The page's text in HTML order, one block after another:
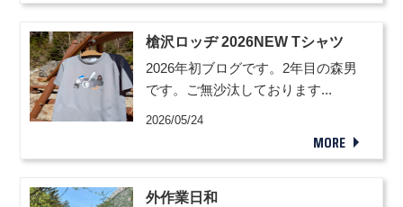
槍沢ロッヂ 2026NEW Tシャツ
2026年初ブログです。2年目の森男
です。ご無沙汰しております...
2026/05/24
MORE
外作業日和